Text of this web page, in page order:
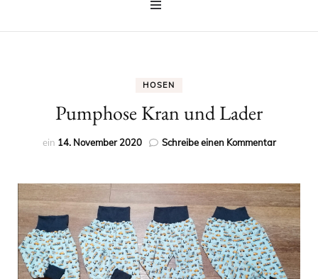
HOSEN
Pumphose Kran und Lader
ein 14. November 2020 Schreibe einen Kommentarzu
und
Lader